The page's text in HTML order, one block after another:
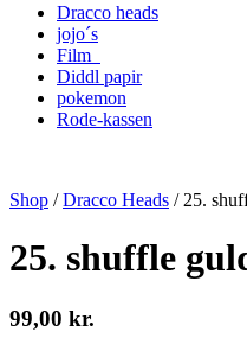
Dracco heads
jojo´s
Film
Diddl papir
pokemon
Rode-kassen
Shop /Dracco Heads / 25.
25. shuffle
99,00 kr.